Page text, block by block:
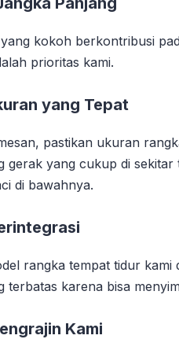
kokoh berkontribusi
prioritas kami.
yang Tepat
pastikan ukuran
gerak yang cukup di
di bawahnya.
rangka tempat tidur
terbatas karena bisa
Kami